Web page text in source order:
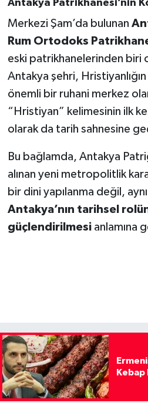
Antakya Patrikhanesi’nin
Merkezi Şam’da bulunan
Rum Ortodoks
eski patrikhanelerinden biri
Antakya şehri,
önemli bir ruhani merkez
“Hristiyan” kelimesinin ilk
olarak da tarih sahnesine
Bu bağlamda, Antakya
alınan yeni metropolitlik
bir dini yapılanma değil,
Antakya’nın tarihsel
güçlendirilmesianlamına
Kebap